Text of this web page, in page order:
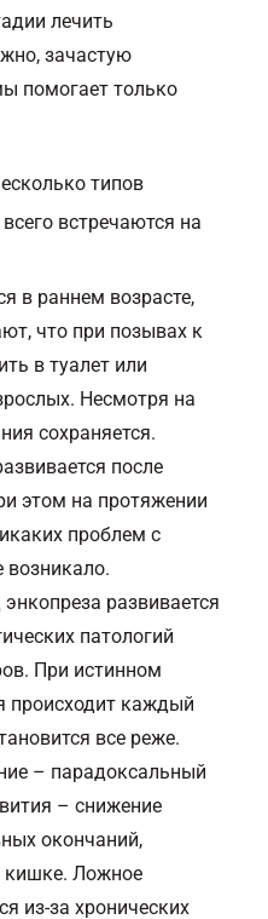
лечить
зачастую
помогает только
типов
встречаются на
в раннем возрасте,
что при позывах к
в туалет или
Несмотря на
сохраняется.
после
этом на протяжении
проблем с
возникало.
развивается
патологий
При истинном
происходит каждый
все реже.
– парадоксальный
– снижение
окончаний,
кишке. Ложное
из-за хронических